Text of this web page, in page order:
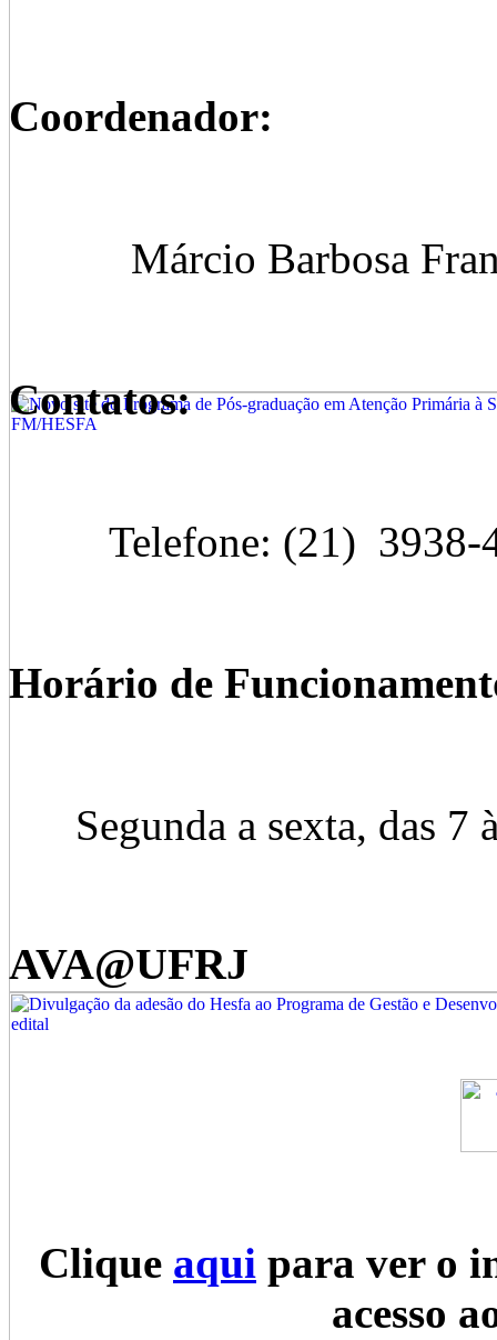
Coordenador:
Márcio Barbosa
Contatos:
Telefone: (21) 3938-
Horário de
Segunda a sexta, das 7
AVA@UFRJ
Clique aqui para ver o
acesso